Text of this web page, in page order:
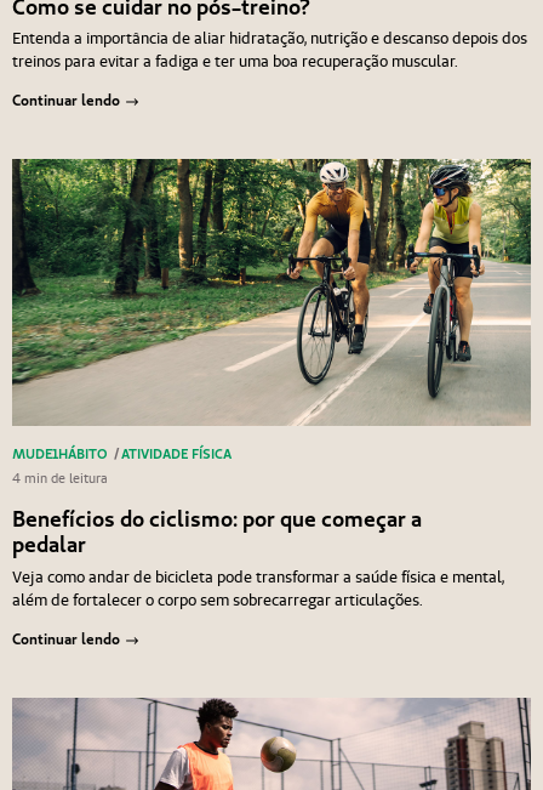
Como se cuidar no pós-treino?
Entenda a importância de aliar hidratação, nutrição e descanso depois dos
treinos para evitar a fadiga e ter uma boa recuperação muscular.
Continuar lendo
MUDE1HÁBITO /ATIVIDADE FÍSICA
4 min de leitura
Benefícios do ciclismo: por que começar a
pedalar
Veja como andar de bicicleta pode transformar a saúde física e mental,
além de fortalecer o corpo sem sobrecarregar articulações.
Continuar lendo